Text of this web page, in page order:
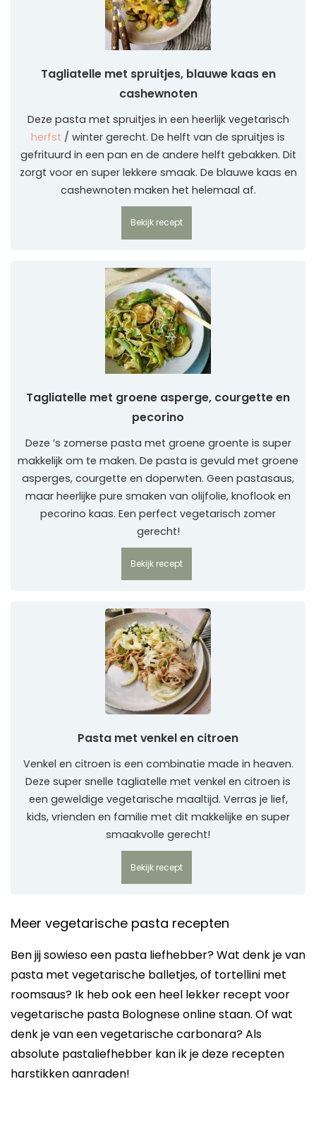
Tagliatelle met spruitjes, blauwe kaas en
cashewnoten
Deze pasta met spruitjes in een heerlijk vegetarisch
herfst / winter gerecht. De helft van de spruitjes is
gefrituurd in een pan en de andere helft gebakken. Dit
zorgt voor en super lekkere smaak. De blauwe kaas en
cashewnoten maken het helemaal af.
Bekijk recept
Tagliatelle met groene asperge, courgette en
pecorino
Deze ’s zomerse pasta met groene groente is super
makkelijk om te maken. De pasta is gevuld met groene
asperges, courgette en doperwten. Geen pastasaus,
maar heerlijke pure smaken van olijfolie, knoflook en
pecorino kaas. Een perfect vegetarisch zomer
gerecht!
Bekijk recept
Pasta met venkel en citroen
Venkel en citroen is een combinatie made in heaven.
Deze super snelle tagliatelle met venkel en citroen is
een geweldige vegetarische maaltijd. Verras je lief,
kids, vrienden en familie met dit makkelijke en super
smaakvolle gerecht!
Bekijk recept
Meer vegetarische pasta recepten
Ben jij sowieso een pasta liefhebber? Wat denk je van
pasta met vegetarische balletjes, of tortellini met
roomsaus? Ik heb ook een heel lekker recept voor
vegetarische pasta Bolognese online staan. Of wat
denk je van een vegetarische carbonara? Als
absolute pastaliefhebber kan ik je deze recepten
harstikken aanraden!